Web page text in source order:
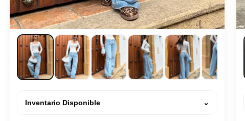
Inventario Disponible ⌄